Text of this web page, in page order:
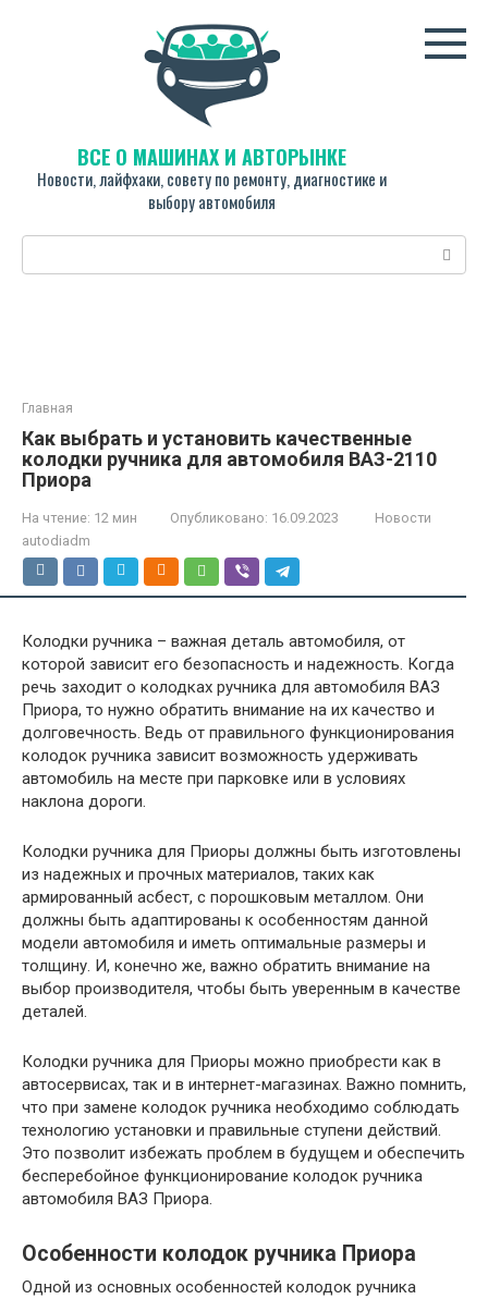
ВСЁ О МАШИНАХ И АВТОРЫНКЕ
Новости, лайфхаки, совету по ремонту, диагностике и
выбору автомобиля
Поиск:
Главная
Как выбрать и установить качественные
колодки ручника для автомобиля ВАЗ-2110
Приора
На чтение: 12 мин Опубликовано: 16.09.2023
Новости
autodiadm
Колодки ручника – важная деталь автомобиля, от
которой зависит его безопасность и надежность. Когда
речь заходит о колодках ручника для автомобиля ВАЗ
Приора, то нужно обратить внимание на их качество и
долговечность. Ведь от правильного функционирования
колодок ручника зависит возможность удерживать
автомобиль на месте при парковке или в условиях
наклона дороги.
Колодки ручника для Приоры должны быть изготовлены
из надежных и прочных материалов, таких как
армированный асбест, с порошковым металлом. Они
должны быть адаптированы к особенностям данной
модели автомобиля и иметь оптимальные размеры и
толщину. И, конечно же, важно обратить внимание на
выбор производителя, чтобы быть уверенным в качестве
деталей.
Колодки ручника для Приоры можно приобрести как в
автосервисах, так и в интернет-магазинах. Важно помнить,
что при замене колодок ручника необходимо соблюдать
технологию установки и правильные ступени действий.
Это позволит избежать проблем в будущем и обеспечить
бесперебойное функционирование колодок ручника
автомобиля ВАЗ Приора.
Особенности колодок ручника Приора
Одной из основных особенностей колодок ручника